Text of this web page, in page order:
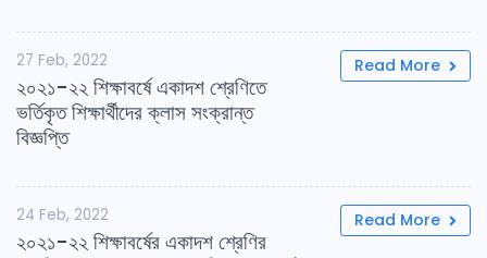
27 Feb, 2022
২০২১-২২ শিক্ষাবর্ষে একাদশ শ্রেণিতে
ভর্তিকৃত শিক্ষার্থীদের ক্লাস সংক্রান্ত
বিজ্ঞপ্তি
Read More
24 Feb, 2022
২০২১-২২ শিক্ষাবর্ষের একাদশ শ্রেণির
Read More